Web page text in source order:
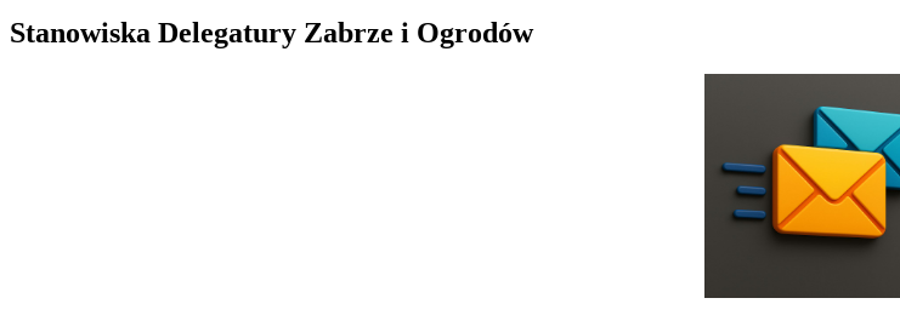
Stanowiska Delegatury Zabrze i Ogrodów